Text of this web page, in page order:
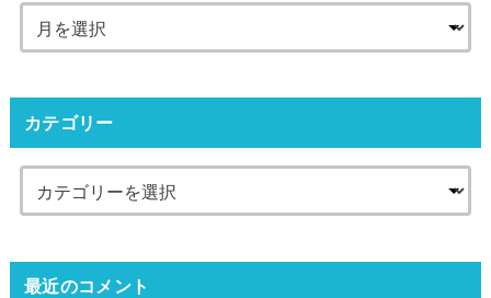
カテゴリー
最近のコメント